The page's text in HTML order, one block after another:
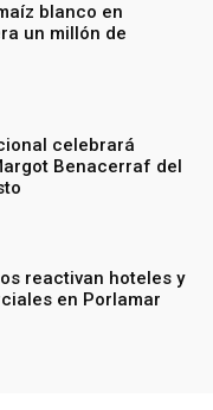
blanco en
un millón de
celebrará
Benacerraf del
reactivan hoteles y
en Porlamar